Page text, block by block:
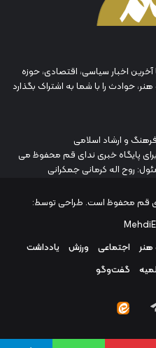
اخبار سیاسی، اقتصادی، حوزه
حوادث را با شما به اشتراک بگذارد
و ارشاد اسلامی
پایگاه خبری ندای قم محفوظ می
روح اله کرمانی جمکرانی
قم محفوظ است. طراحی توسط:
اجتماعی ورزش
یادداشت
گفت‌وگو
تلگرام